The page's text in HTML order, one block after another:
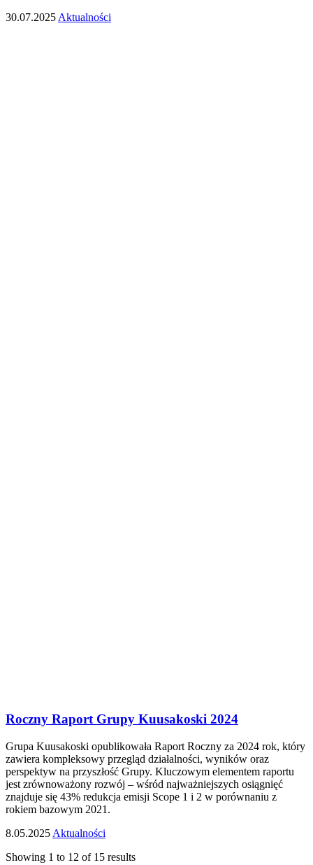
30.07.2025 Aktualności
Roczny Raport Grupy Kuusakoski 2024
Grupa Kuusakoski opublikowała Raport Roczny za 2024 rok, który
zawiera kompleksowy przegląd działalności, wyników oraz
perspektyw na przyszłość Grupy. Kluczowym elementem raportu
jest zrównoważony rozwój – wśród najważniejszych osiągnięć
znajduje się 43% redukcja emisji Scope 1 i 2 w porównaniu z
rokiem bazowym 2021.
8.05.2025 Aktualności
Showing 1 to 12 of 15 results